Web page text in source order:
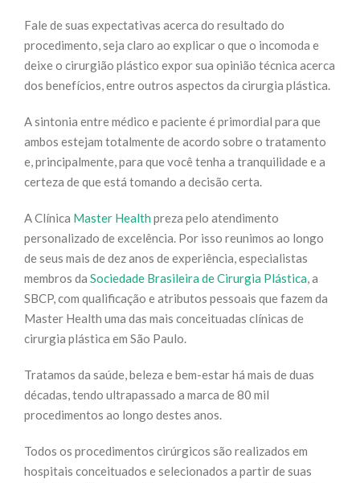
Fale de suas expectativas acerca do resultado do
procedimento, seja claro ao explicar o que o incomoda e
deixe o cirurgião plástico expor sua opinião técnica acerca
dos benefícios, entre outros aspectos da cirurgia plástica.
A sintonia entre médico e paciente é primordial para que
ambos estejam totalmente de acordo sobre o tratamento
e, principalmente, para que você tenha a tranquilidade e a
certeza de que está tomando a decisão certa.
A Clínica Master Health preza pelo atendimento
personalizado de excelência. Por isso reunimos ao longo
de seus mais de dez anos de experiência, especialistas
membros da Sociedade Brasileira de Cirurgia Plástica, a
SBCP, com qualificação e atributos pessoais que fazem da
Master Health uma das mais conceituadas clínicas de
cirurgia plástica em São Paulo.
Tratamos da saúde, beleza e bem-estar há mais de duas
décadas, tendo ultrapassado a marca de 80 mil
procedimentos ao longo destes anos.
Todos os procedimentos cirúrgicos são realizados em
hospitais conceituados e selecionados a partir de suas